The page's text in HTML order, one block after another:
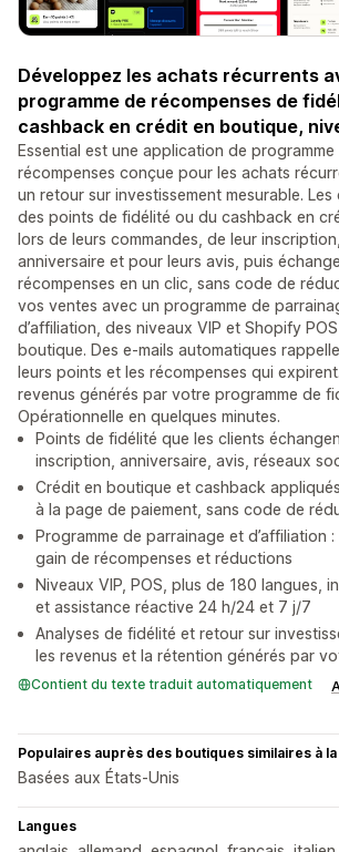
Développez les achats récurrents
programme de récompenses de
cashback en crédit en boutique,
Essential est une application de
récompenses conçue pour les achats
un retour sur investissement mesurable.
des points de fidélité ou du cashback en
lors de leurs commandes, de leur
anniversaire et pour leurs avis, puis
récompenses en un clic, sans code de
vos ventes avec un programme de
d’affiliation, des niveaux VIP et Shopify
boutique. Des e-mails automatiques
leurs points et les récompenses qui
revenus générés par votre programme de
Opérationnelle en quelques minutes.
Points de fidélité que les clients
inscription, anniversaire, avis, réseaux
Crédit en boutique et cashback
à la page de paiement, sans code de
Programme de parrainage et d’affiliation
gain de récompenses et réductions
Niveaux VIP, POS, plus de 180 langues,
et assistance réactive 24 h/24 et 7 j/7
Analyses de fidélité et retour sur
les revenus et la rétention générés par
Contient du texte traduit automatiquement
Populaires auprès des boutiques similaires à
Basées aux États-Unis
Langues